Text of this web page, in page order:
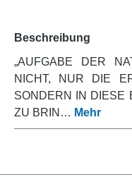
Beschreibung
„AUFGABE DER
NICHT, NUR DIE
SONDERN IN DIESE
ZU BRIN… Mehr